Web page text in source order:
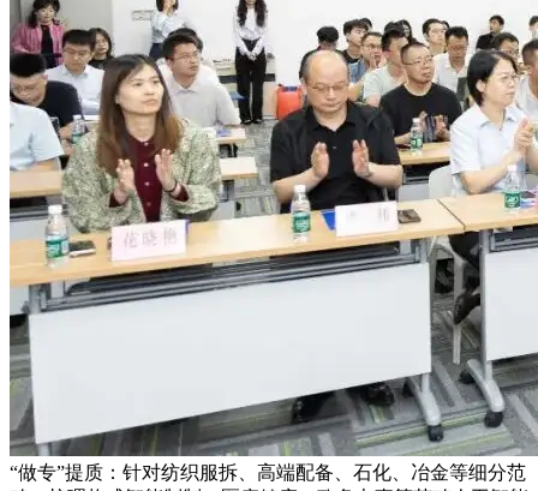
“做专”提质：针对纺织服拆、高端配备、石化、冶金等细分范